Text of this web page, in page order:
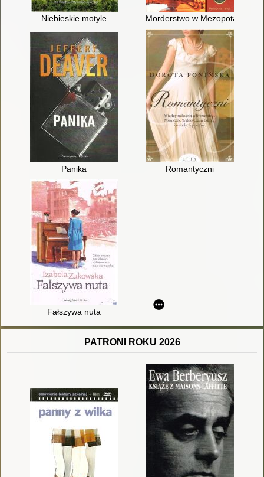
Niebieskie motyle Morderstwo w Mezopotamii
Panika Romantyczni
Fałszywa nuta
PATRONI ROKU 2026